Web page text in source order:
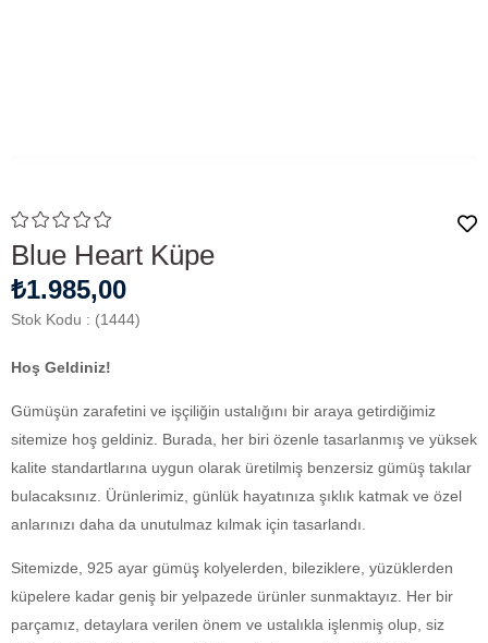
Blue Heart Küpe
₺1.985,00
Stok Kodu (1444)
Hoş Geldiniz!
Gümüşün zarafetini ve işçiliğin ustalığını bir araya getirdiğimiz
sitemize hoş geldiniz. Burada, her biri özenle tasarlanmış ve yüksek
kalite standartlarına uygun olarak üretilmiş benzersiz gümüş takılar
bulacaksınız. Ürünlerimiz, günlük hayatınıza şıklık katmak ve özel
anlarınızı daha da unutulmaz kılmak için tasarlandı.
Sitemizde, 925 ayar gümüş kolyelerden, bileziklere, yüzüklerden
küpelere kadar geniş bir yelpazede ürünler sunmaktayız. Her bir
parçamız, detaylara verilen önem ve ustalıkla işlenmiş olup, siz